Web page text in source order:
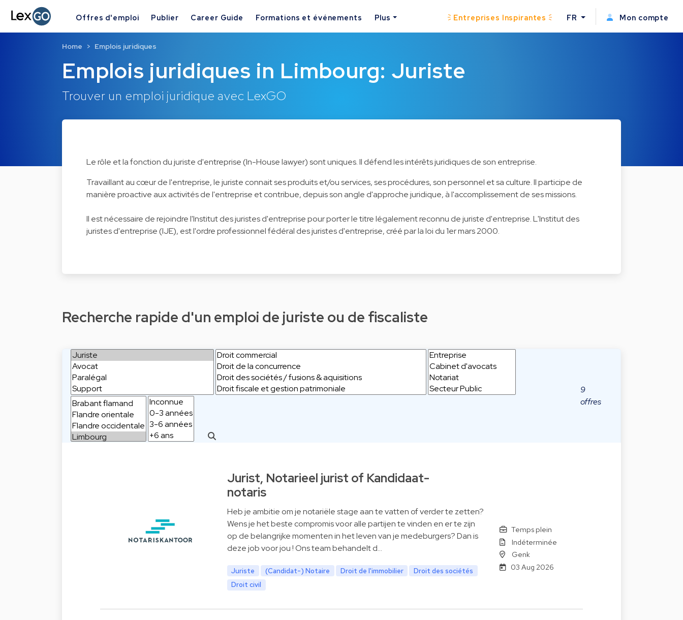
Offres d'emploi Publier Career Guide Formations et événements Plus Entreprises Inspirantes FR Mon compte
Emplois juridiques in Limbourg: Juriste
Trouver un emploi juridique avec LexGO
Home Emplois juridiques
Le rôle et la fonction du juriste d'entreprise (In-House lawyer) sont uniques. Il défend les intérêts juridiques de son entreprise.
Travaillant au cœur de l'entreprise, le juriste connait ses produits et/ou services, ses procédures, son personnel et sa culture. Il participe de
manière proactive aux activités de l'entreprise et contribue, depuis son angle d'approche juridique, à l'accomplissement de ses missions.
Il est nécessaire de rejoindre l'Institut des juristes d'entreprise pour porter le titre légalement reconnu de juriste d'entreprise. L'Institut des
juristes d'entreprise (IJE), est l'ordre professionnel fédéral des juristes d'entreprise, créé par la loi du 1er mars 2000.
Recherche rapide d'un emploi de juriste ou de fiscaliste
9
offres
Jurist, Notarieel jurist of Kandidaat-
notaris
Heb je ambitie om je notariële stage aan te vatten of verder te zetten?
Wens je het beste compromis voor alle partijen te vinden en er te zijn
op de belangrijke momenten in het leven van je medeburgers? Dan is
deze job voor jou ! Ons team behandelt d…
Juriste (Candidat-) Notaire Droit de l'immobilier
Droit des sociétés
Droit civil
Temps plein
Indéterminée
Genk
03 Aug 2026